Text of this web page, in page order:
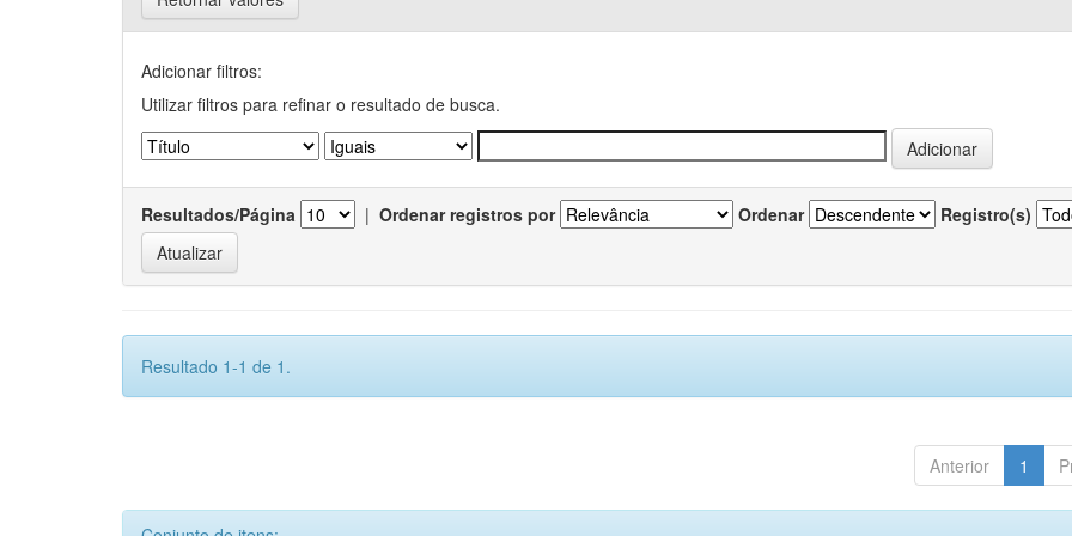
Adicionar filtros:
Utilizar filtros para refinar o resultado de busca.
Resultados/Página | Ordenar registros por Ordenar Registro(s)
Resultado 1-1 de 1.
Anterior 1